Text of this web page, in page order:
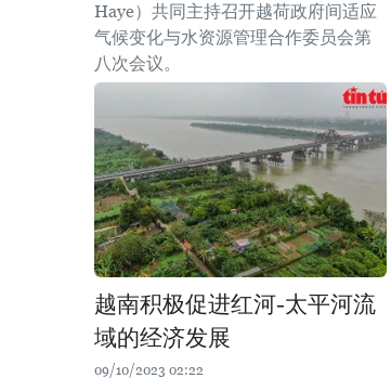
Haye）共同主持召开越荷政府间适应
气候变化与水资源管理合作委员会第
八次会议。
越南积极促进红河-太平河流
域的经济发展
09/10/2023 02:22